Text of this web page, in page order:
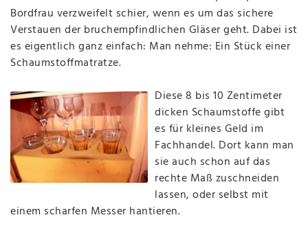
Bordfrau verzweifelt schier, wenn es um das sichere
Verstauen der bruchempfindlichen Gläser geht. Dabei ist
es eigentlich ganz einfach: Man nehme: Ein Stück einer
Schaumstoffmatratze.
Diese 8 bis 10 Zentimeter
dicken Schaumstoffe gibt
es für kleines Geld im
Fachhandel. Dort kann man
sie auch schon auf das
rechte Maß zuschneiden
lassen, oder selbst mit
einem scharfen Messer hantieren.